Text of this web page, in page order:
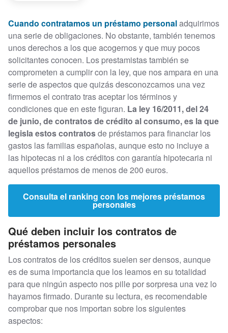
Cuando contratamos un préstamo personaladquirimos
una serie de obligaciones. No obstante, también tenemos
unos derechos a los que acogernos y que muy pocos
solicitantes conocen. Los prestamistas también se
comprometen a cumplir con la ley, que nos ampara en una
serie de aspectos que quizás desconozcamos una vez
firmemos el contrato tras aceptar los términos y
condiciones que en este figuran. La ley 16/2011, del 24
de junio, de contratos de crédito al consumo, es la que
legisla estos contratosde préstamos para financiar los
gastos las familias españolas, aunque esto no incluye a
las hipotecas ni a los créditos con garantía hipotecaria ni
aquellos préstamos de menos de 200 euros.
Consulta el ranking con los mejores préstamos
personales
Qué deben incluir los contratos de
préstamos personales
Los contratos de los créditos suelen ser densos, aunque
es de suma importancia que los leamos en su totalidad
para que ningún aspecto nos pille por sorpresa una vez lo
hayamos firmado. Durante su lectura, es recomendable
comprobar que nos importan sobre los siguientes
aspectos: